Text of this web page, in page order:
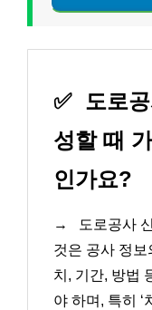
✅ 도로
성할 때
인가요?
→
도로공사
것은 공사 정보
치, 기간, 방법
야 하며, 특히 ‘